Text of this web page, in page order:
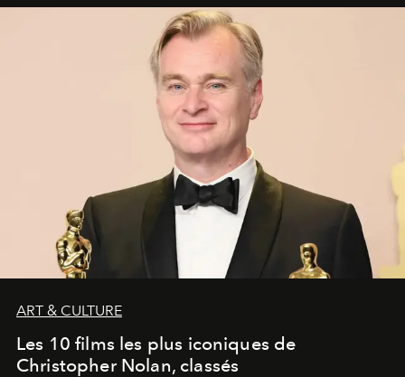
ART & CULTURE
Les 10 films les plus iconiques de
Christopher Nolan, classés